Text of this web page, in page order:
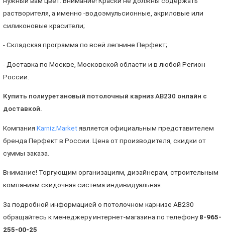
растворителя, а именно -водоэмульсионные, акриловые или
силиконовые красители;
- Складская программа по всей лепнине Перфект;
- Доставка по Москве, Московской области и в любой Регион
России.
Купить полиуретановый потолочный карниз АB230 онлайн с
доставкой.
Компания Karniz.Marketявляется официальным представителем
бренда Перфект в России. Цена от производителя, скидки от
суммы заказа.
Внимание! Торгующим организациям, дизайнерам, строительным
компаниям скидочная система индивидуальная.
За подробной информацией о потолочном карнизе АВ230
обращайтесь к менеджеру интернет-магазина по телефону8-965-
255-00-25